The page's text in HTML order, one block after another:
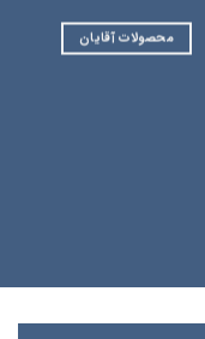
محصولات آقایان